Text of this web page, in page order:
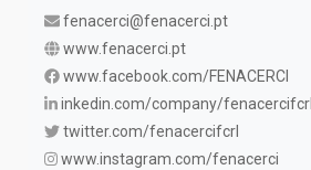
fenacerci@fenacerci.pt
www.fenacerci.pt
www.facebook.com/FENACERCI
inkedin.com/company/fenacercifcrl
twitter.com/fenacercifcrl
www.instagram.com/fenacerci